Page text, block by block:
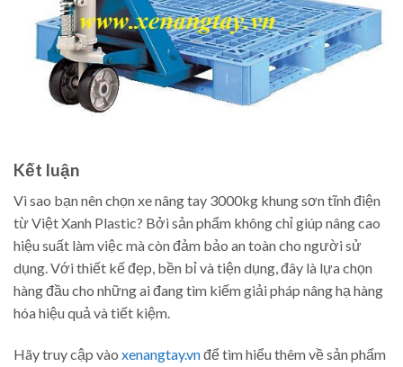
Kết luận
Vì sao bạn nên chọn xe nâng tay 3000kg khung sơn tĩnh điện
từ Việt Xanh Plastic? Bởi sản phẩm không chỉ giúp nâng cao
hiệu suất làm việc mà còn đảm bảo an toàn cho người sử
dụng. Với thiết kế đẹp, bền bỉ và tiện dụng, đây là lựa chọn
hàng đầu cho những ai đang tìm kiếm giải pháp nâng hạ hàng
hóa hiệu quả và tiết kiệm.
Hãy truy cập vào xenangtay.vnđể tìm hiểu thêm về sản phẩm